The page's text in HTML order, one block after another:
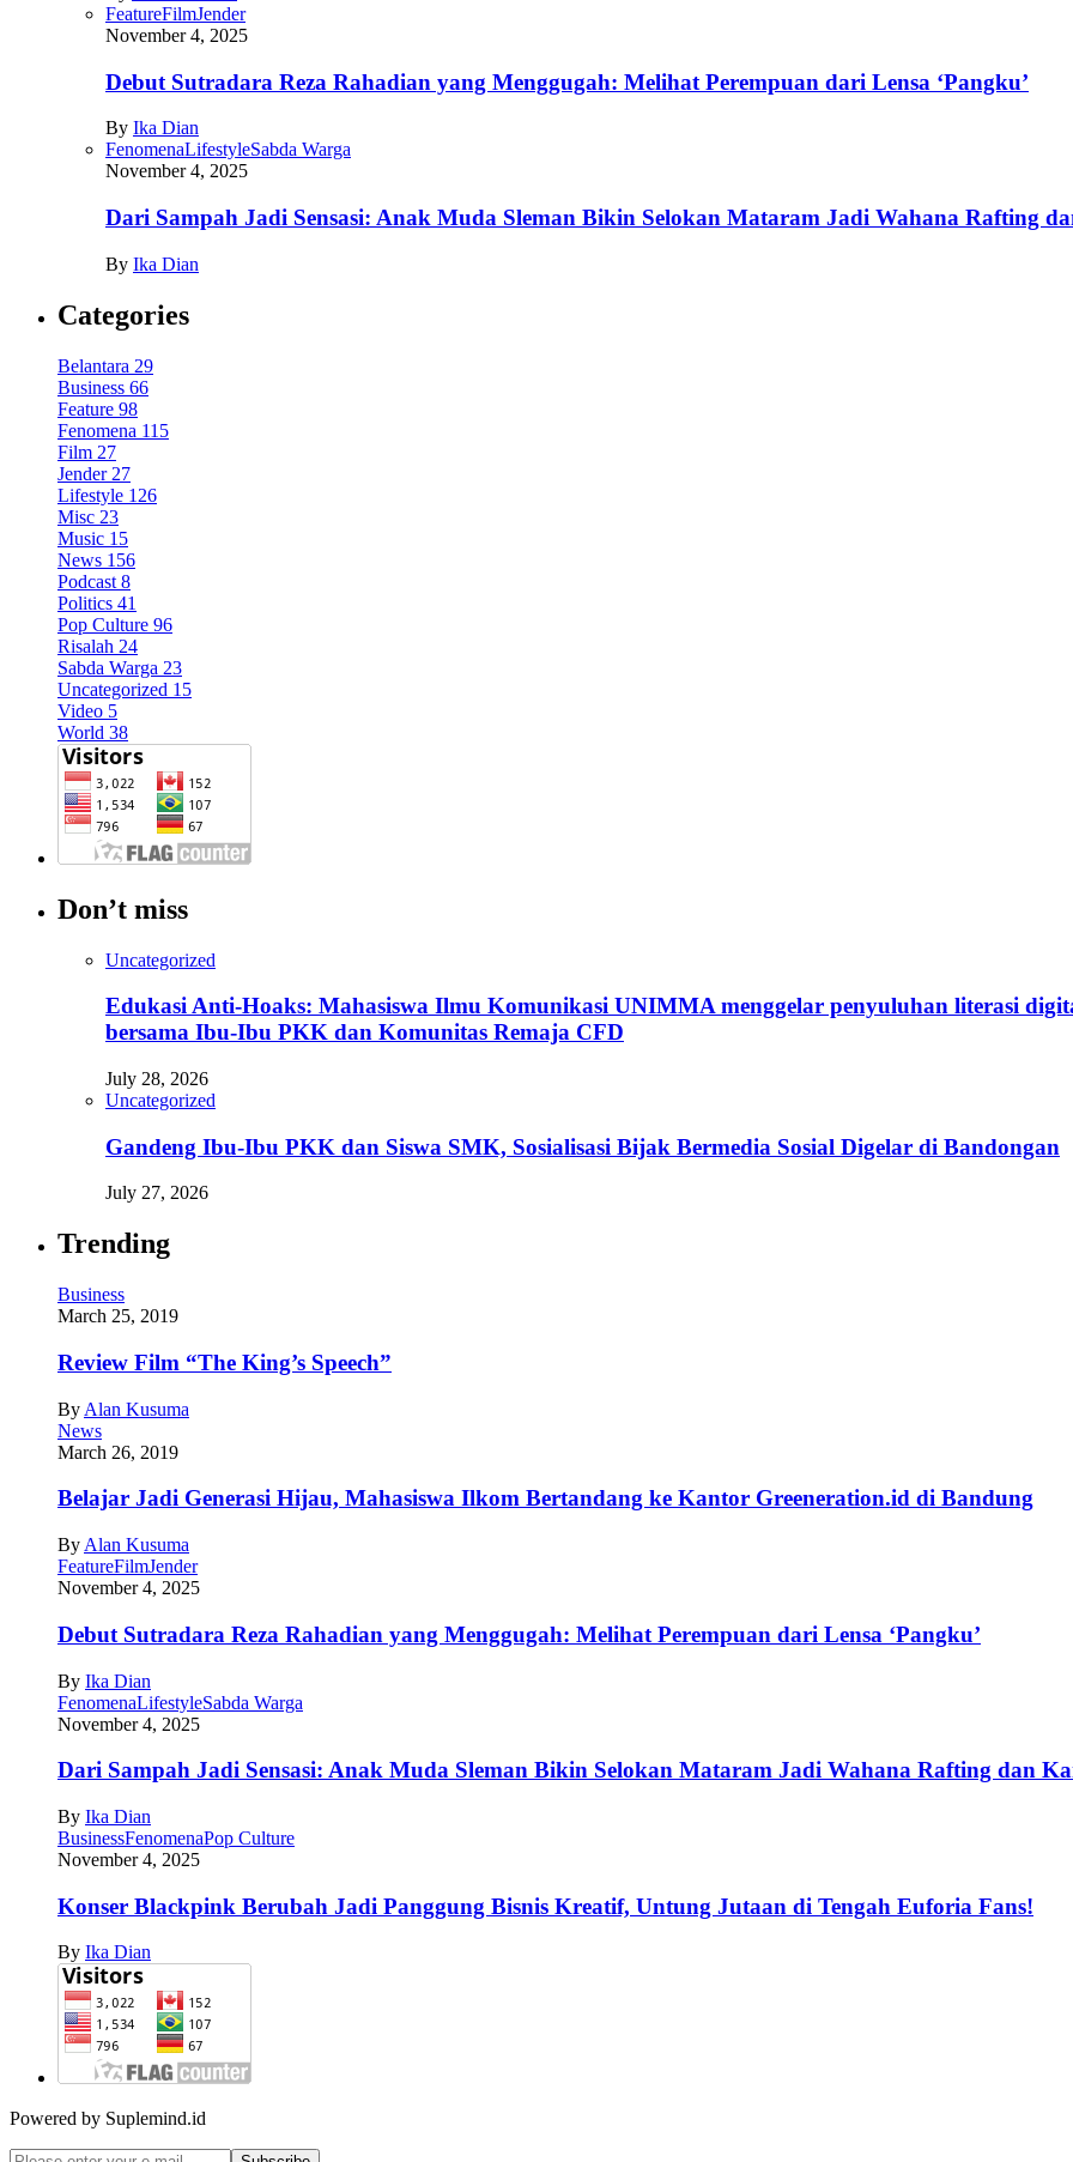
FeatureFilmJender
November 4, 2025
Debut Sutradara Reza Rahadian yang Menggugah: Melihat Perempuan dari Lensa ‘Pangku’
By Ika Dian
FenomenaLifestyleSabda Warga
November 4, 2025
Dari Sampah Jadi Sensasi: Anak Muda Sleman Bikin Selokan Mataram Jadi Wahana Rafting
By Ika Dian
Categories
Belantara 29
Business 66
Feature 98
Fenomena 115
Film 27
Jender 27
Lifestyle 126
Misc 23
Music 15
News 156
Podcast 8
Politics 41
Pop Culture 96
Risalah 24
Sabda Warga 23
Uncategorized 15
Video 5
World 38
Don’t miss
Uncategorized
Edukasi Anti-Hoaks: Mahasiswa Ilmu Komunikasi UNIMMA menggelar penyuluhan literasi
bersama Ibu-Ibu PKK dan Komunitas Remaja CFD
July 28, 2026
Uncategorized
Gandeng Ibu-Ibu PKK dan Siswa SMK, Sosialisasi Bijak Bermedia Sosial Digelar di Bandongan
July 27, 2026
Trending
Business
March 25, 2019
Review Film “The King’s Speech”
By Alan Kusuma
News
March 26, 2019
Belajar Jadi Generasi Hijau, Mahasiswa Ilkom Bertandang ke Kantor Greeneration.id di Bandung
By Alan Kusuma
FeatureFilmJender
November 4, 2025
Debut Sutradara Reza Rahadian yang Menggugah: Melihat Perempuan dari Lensa ‘Pangku’
By Ika Dian
FenomenaLifestyleSabda Warga
November 4, 2025
Dari Sampah Jadi Sensasi: Anak Muda Sleman Bikin Selokan Mataram Jadi Wahana Rafting dan
By Ika Dian
BusinessFenomenaPop Culture
November 4, 2025
Konser Blackpink Berubah Jadi Panggung Bisnis Kreatif, Untung Jutaan di Tengah Euforia Fans!
By Ika Dian
Powered by Suplemind.id